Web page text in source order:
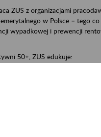
ZUS z organizacjami
w Polsce – tego
wypadkowej i prewencji
50+, ZUS edukuje: